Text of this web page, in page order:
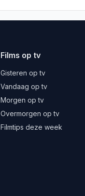
Films op tv
Gisteren op tv
Vandaag op tv
Morgen op tv
Overmorgen op tv
Filmtips deze week